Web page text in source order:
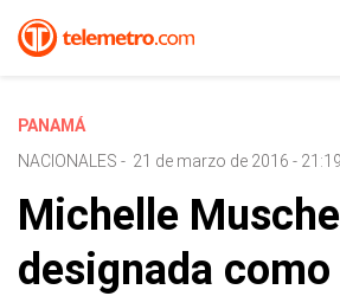
PANAMÁ
NACIONALES - 21 de marzo de 2016 - 21:19
Michelle
designada como